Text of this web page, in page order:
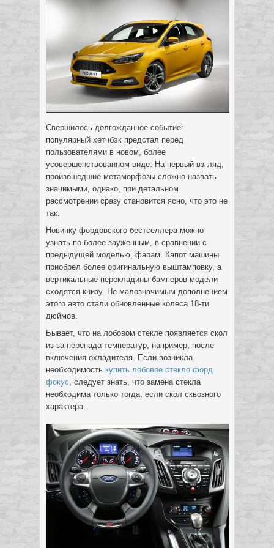
Свершилось долгожданное событие:
популярный хетчбэк предстал перед
пользователями в новом, более
усовершенствованном виде. На первый взгляд,
произошедшие метаморфозы сложно назвать
значимыми, однако, при детальном
рассмотрении сразу становится ясно, что это не
так.
Новинку фордовского бестселлера можно
узнать по более зауженным, в сравнении с
предыдущей моделью, фарам. Капот машины
приобрел более оригинальную выштамповку, а
вертикальные перекладины бамперов модели
сходятся книзу. Не малозначимым дополнением
этого авто стали обновленные колеса 18-ти
дюймов.
Бывает, что на лобовом стекле появляется скол
из-за перепада температур, например, после
включения охладителя. Если возникла
необходимость купить лобовое стекло форд
фокус, следует знать, что замена стекла
необходима только тогда, если скол сквозного
характера.